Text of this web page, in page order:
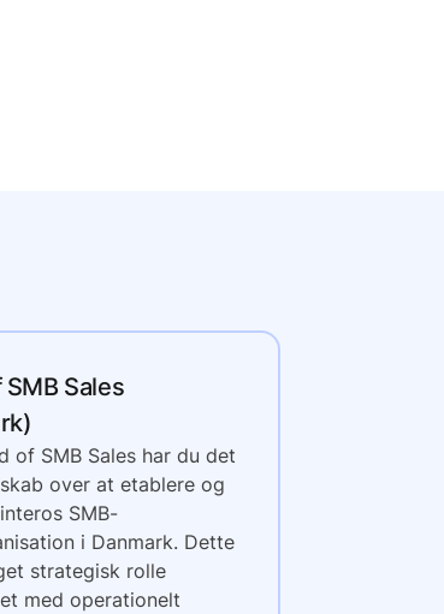
Sales
of SMB Sales har du det
over at etablere og
SMB-
i Danmark. Dette
strategisk rolle
med operationelt